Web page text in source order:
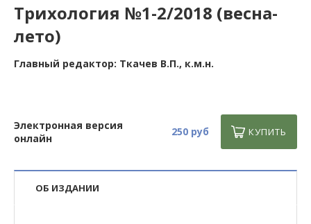
Трихология №1-2/2018 (весна-
лето)
Главный редактор: Ткачев В.П., к.м.н.
Электронная версия
онлайн
250 руб КУПИТЬ
ОБ ИЗДАНИИ